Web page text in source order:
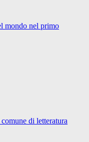
mondo nel primo
di letteratura